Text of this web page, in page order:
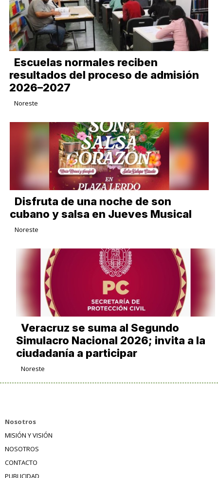
Escuelas normales reciben
resultados del proceso de admisión
2026–2027
Noreste
Disfruta de una noche de son
cubano y salsa en Jueves Musical
Noreste
Veracruz se suma al Segundo
Simulacro Nacional 2026; invita a la
ciudadanía a participar
Noreste
Nosotros
MISIÓN Y VISIÓN
NOSOTROS
CONTACTO
PUBLICIDAD